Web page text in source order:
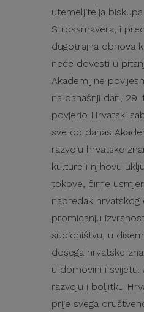
utemeljitelja
Strossmayera, i
dugotrajna obnova
neće dovesti u
Akademijine
na današnji dan, 29.
povjerio Hrvatski
sve do danas
razvoju hrvatske
kulture i njihovu
tokove, čime
napredak hrvatskog
promicanju
sudioništvu, u
dosega hrvatske
u domovini i svijetu.
razvoju i boljitku
prije svega